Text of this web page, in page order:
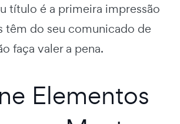
título é a primeira impressão
têm do seu comunicado de
faça valer a pena.
Elementos